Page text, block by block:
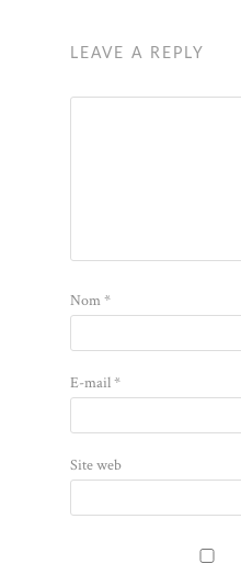
LEAVE A REPLY
Nom*
E-mail*
Site web